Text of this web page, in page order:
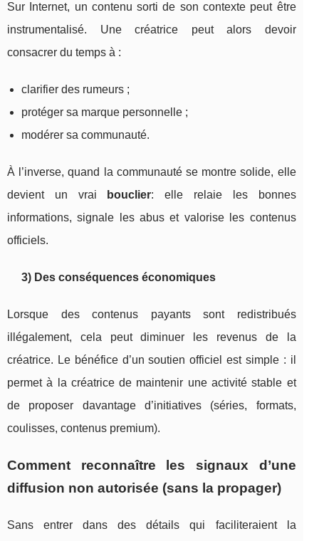
Sur Internet, un contenu sorti de son contexte peut être
instrumentalisé. Une créatrice peut alors devoir
consacrer du temps à :
clarifier des rumeurs ;
protéger sa marque personnelle ;
modérer sa communauté.
À l’inverse, quand la communauté se montre solide, elle
devient un vrai
bouclier: elle relaie les bonnes
informations, signale les abus et valorise les contenus
officiels.
3) Des conséquences économiques
Lorsque des contenus payants sont redistribués
illégalement, cela peut diminuer les revenus de la
créatrice. Le bénéfice d’un soutien officiel est simple : il
permet à la créatrice de maintenir une activité stable et
de proposer davantage d’initiatives (séries, formats,
coulisses, contenus premium).
Comment reconnaître les signaux d’une
diffusion non autorisée (sans la propager)
Sans entrer dans des détails qui faciliteraient la